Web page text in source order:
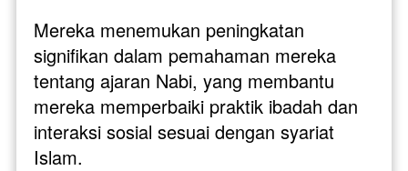
Mereka menemukan peningkatan
signifikan dalam pemahaman mereka
tentang ajaran Nabi, yang membantu
mereka memperbaiki praktik ibadah dan
interaksi sosial sesuai dengan syariat
Islam.